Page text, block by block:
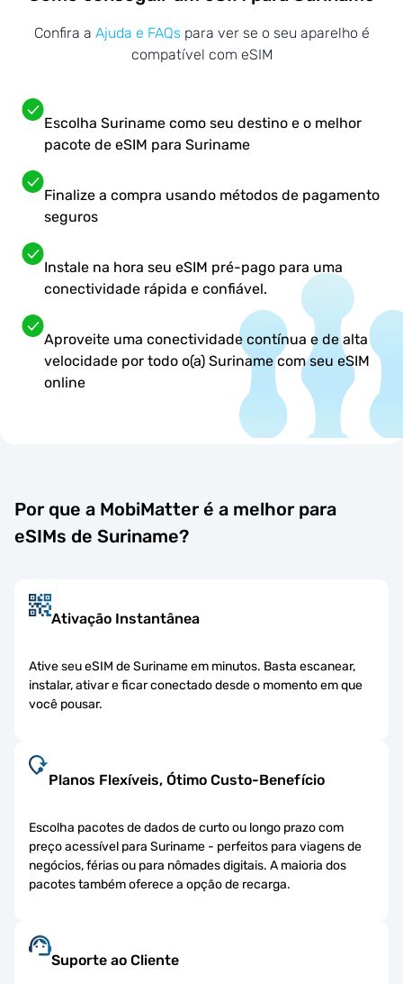
Confira a Ajuda e FAQs para ver se o seu aparelho é
compatível com eSIM
Escolha Suriname como seu destino e o melhor
pacote de eSIM para Suriname
Finalize a compra usando métodos de pagamento
seguros
Instale na hora seu eSIM pré-pago para uma
conectividade rápida e confiável.
Aproveite uma conectividade contínua e de alta
velocidade por todo o(a) Suriname com seu eSIM
online
Por que a MobiMatter é a melhor para
eSIMs de Suriname?
Ativação Instantânea
Ative seu eSIM de Suriname em minutos. Basta escanear,
instalar, ativar e ficar conectado desde o momento em que
você pousar.
Planos Flexíveis, Ótimo Custo-Benefício
Escolha pacotes de dados de curto ou longo prazo com
preço acessível para Suriname - perfeitos para viagens de
negócios, férias ou para nômades digitais. A maioria dos
pacotes também oferece a opção de recarga.
Suporte ao Cliente